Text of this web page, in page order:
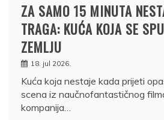
ZA SAMO 15 MINUTA
TRAGA: KUĆA KOJA SE
ZEMLJU
18. jul 2026.
Kuća koja nestaje kada prijeti
scena iz naučnofantastičnog
kompanija…